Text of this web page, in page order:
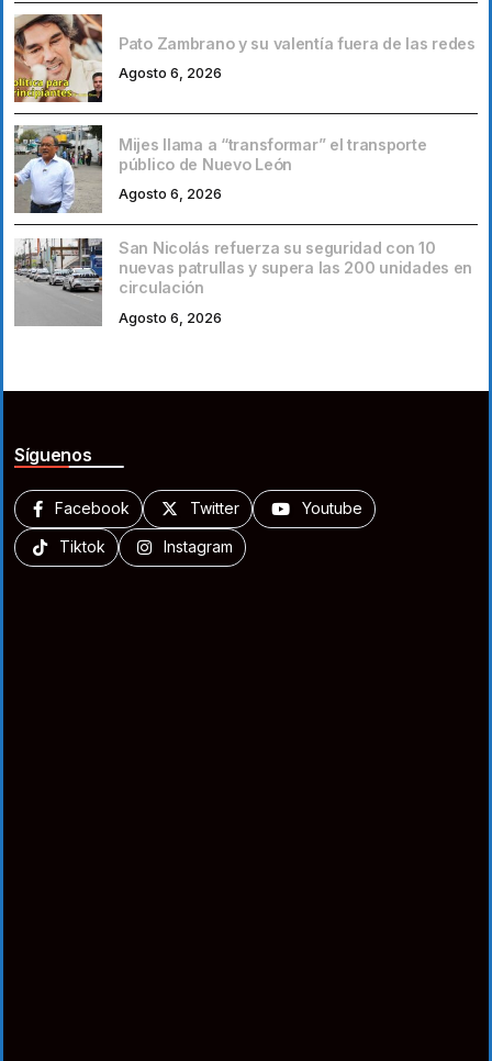
Pato Zambrano y su valentía fuera de las redes
Agosto 6, 2026
Mijes llama a “transformar” el transporte
público de Nuevo León
Agosto 6, 2026
San Nicolás refuerza su seguridad con 10
nuevas patrullas y supera las 200 unidades en
circulación
Agosto 6, 2026
Síguenos
Facebook Twitter Youtube
Tiktok Instagram